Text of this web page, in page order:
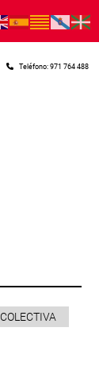
Teléfono: 971 764 488